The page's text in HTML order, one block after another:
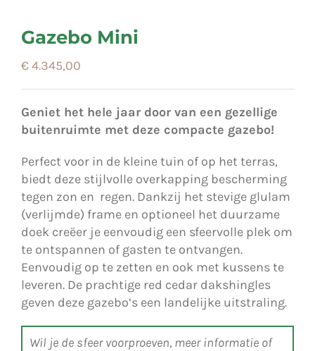
Gazebo Mini
€4.345,00
Geniet het hele jaar door van een gezellige
buitenruimte met deze compacte gazebo!
Perfect voor in de kleine tuin of op het terras,
biedt deze stijlvolle overkapping bescherming
tegen zon en regen. Dankzij het stevige glulam
(verlijmde) frame en optioneel het duurzame
doek creëer je eenvoudig een sfeervolle plek om
te ontspannen of gasten te ontvangen.
Eenvoudig op te zetten en ook met kussens te
leveren. De prachtige red cedar dakshingles
geven deze gazebo’s een landelijke uitstraling.
Wil je de sfeer voorproeven, meer informatie of